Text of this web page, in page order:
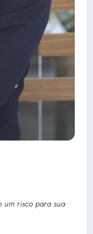
um risco para sua